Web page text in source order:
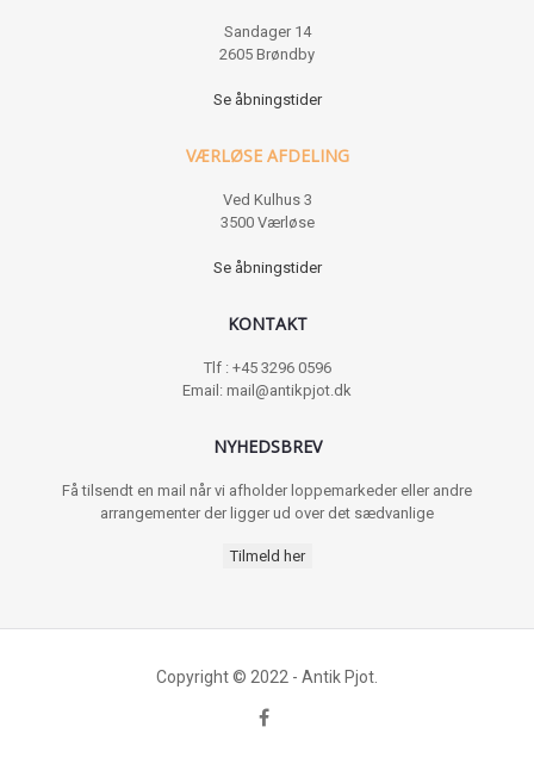
Sandager 14
2605 Brøndby
Se åbningstider
VÆRLØSE AFDELING
Ved Kulhus 3
3500 Værløse
Se åbningstider
KONTAKT
Tlf : +45 3296 0596
Email: mail@antikpjot.dk
NYHEDSBREV
Få tilsendt en mail når vi afholder loppemarkeder eller andre
arrangementer der ligger ud over det sædvanlige
Tilmeld her
Copyright © 2022 - Antik Pjot.